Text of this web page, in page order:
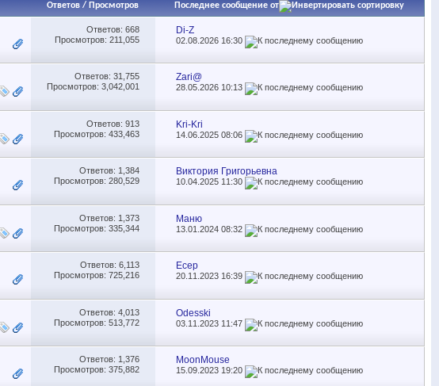
Ответов/ Просмотров Последнее сообщение от
Ответов: 668
Просмотров: 211,055
Di-Z
02.08.2026 16:30
Ответов: 31,755
Просмотров: 3,042,001
Zari@
28.05.2026 10:13
Ответов: 913
Просмотров: 433,463
Kri-Kri
14.06.202508:06
Ответов: 1,384
Просмотров: 280,529
Виктория Григорьевна
10.04.2025 11:30
Ответов: 1,373
Просмотров: 335,344
Маню
13.01.202408:32
Ответов: 6,113
Просмотров: 725,216
Есер
20.11.2023 16:39
Ответов: 4,013
Просмотров: 513,772
Odesski
03.11.2023 11:47
Ответов: 1,376
Просмотров: 375,882
MoonMouse
15.09.2023 19:20